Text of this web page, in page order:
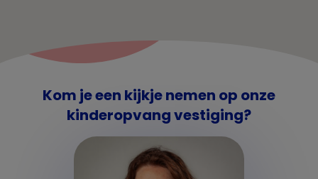
Kom je een kijkje nemen op onze
kinderopvang vestiging?